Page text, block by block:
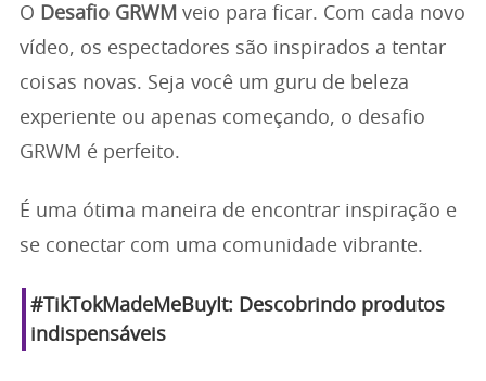
O Desafio GRWM veio para ficar. Com cada novo
vídeo, os espectadores são inspirados a tentar
coisas novas. Seja você um guru de beleza
experiente ou apenas começando, o desafio
GRWM é perfeito.
É uma ótima maneira de encontrar inspiração e
se conectar com uma comunidade vibrante.
#TikTokMadeMeBuyIt: Descobrindo produtos
indispensáveis